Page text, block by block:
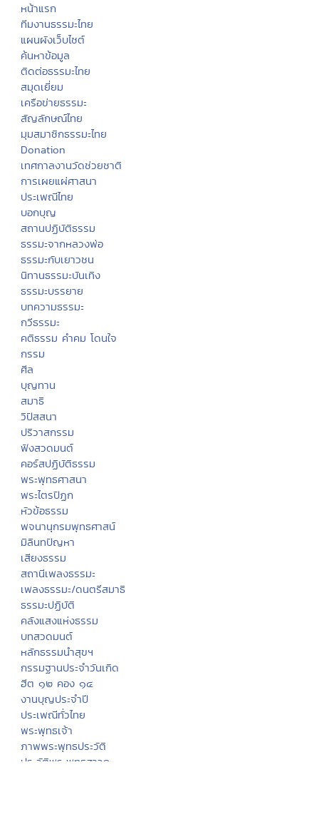
หน้าแรก
ทีมงานธรรมะไทย
แผนผังเว็บไซต์
ค้นหาข้อมูล
ติดต่อธรรมะไทย
สมุดเยี่ยม
เครือข่ายธรรมะ
สัญลักษณ์ไทย
มุมสมาชิกธรรมะไทย
Donation
เทศกาลงานวัดช่วยชาติ
การเผยแผ่ศาสนา
ประเพณีไทย
บอกบุญ
สถานปฏิบัติธรรม
ธรรมะจากหลวงพ่อ
ธรรมะกับเยาวชน
นิทานธรรมะบันเทิง
ธรรมะบรรยาย
บทความธรรมะ
กวีธรรมะ
คติธรรม คำคม โดนใจ
กรรม
ศีล
บุญทาน
สมาธิ
วิปัสสนา
ปริวาสกรรม
ฟังสวดมนต์
คอร์สปฏิบัติธรรม
พระพุทธศาสนา
พระไตรปิฏก
หัวข้อธรรม
พจนานุกรมพุทธศาสน์
มิลินทปัญหา
เสียงธรรม
สถานีเพลงธรรมะ
เพลงธรรมะ/ดนตรีสมาธิ
ธรรมะปฏิบัติ
คลังแสงแห่งธรรม
บทสวดมนต์
หลักธรรมนำสุขฯ
กรรมฐานประจำวันเกิด
ฮีต ๑๒ คอง ๑๔
งานบุญประจำปี
ประเพณีทั่วไทย
พระพุทธเจ้า
ภาพพระพุทธประวัติ
ประวัติพระพุทธสาวก